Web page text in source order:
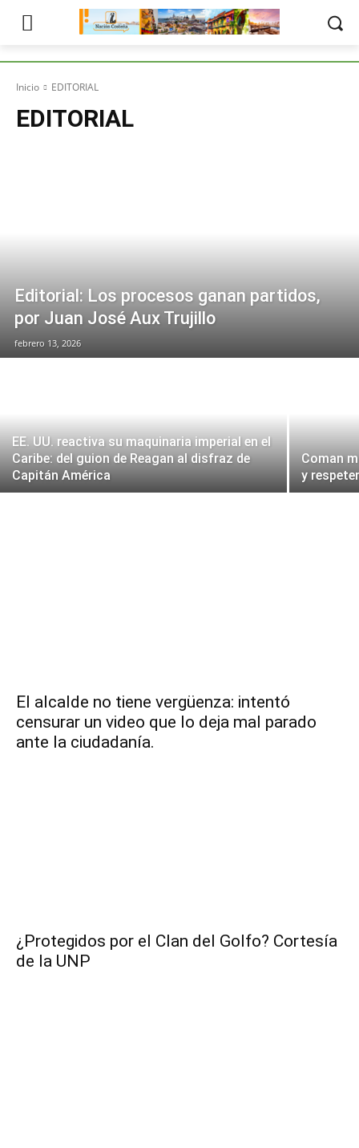
Inicio EDITORIAL
EDITORIAL
Editorial: Los procesos ganan partidos,
por Juan José Aux Trujillo
febrero 13, 2026
EE. UU. reactiva su maquinaria imperial en el
Caribe: del guion de Reagan al disfraz de
Capitán América
Coman
y
El alcalde no tiene vergüenza: intentó
censurar un video que lo deja mal parado
ante la ciudadanía.
¿Protegidos por el Clan del Golfo? Cortesía
de la UNP